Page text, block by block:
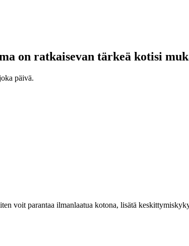
on ratkaisevan tärkeä kotisi
päivä.
voit parantaa ilmanlaatua kotona, lisätä